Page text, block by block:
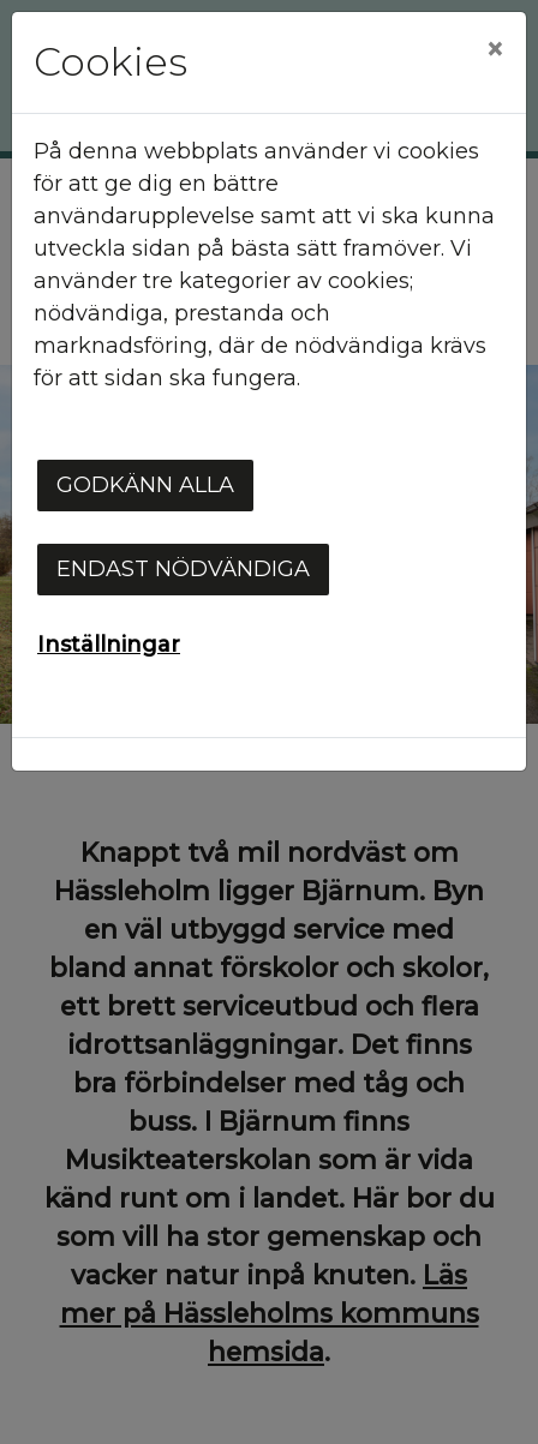
Hem Våra områden Bjärnum
Bjärnum
Knappt två mil nordväst om
Hässleholm ligger Bjärnum. Byn
en väl utbyggd service med
bland annat förskolor och skolor,
ett brett serviceutbud och flera
idrottsanläggningar. Det finns
bra förbindelser med tåg och
buss. I Bjärnum finns
Musikteaterskolan som är vida
känd runt om i landet. Här bor du
som vill ha stor gemenskap och
vacker natur inpå knuten. Läs
mer på Hässleholms kommuns
hemsida.
Cookies ×
På denna webbplats använder vi cookies
för att ge dig en bättre
användarupplevelse samt att vi ska kunna
utveckla sidan på bästa sätt framöver. Vi
använder tre kategorier av cookies;
nödvändiga, prestanda och
marknadsföring, där de nödvändiga krävs
för att sidan ska fungera.
GODKÄNN ALLA
ENDAST NÖDVÄNDIGA
Inställningar